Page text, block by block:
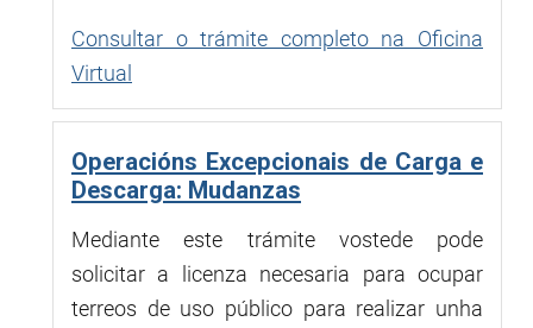
Consultar o trámite completo na Oficina
Virtual
Operacións Excepcionais de Carga e
Descarga: Mudanzas
Mediante este trámite vostede pode
solicitar a licenza necesaria para ocupar
terreos de uso público para realizar unha